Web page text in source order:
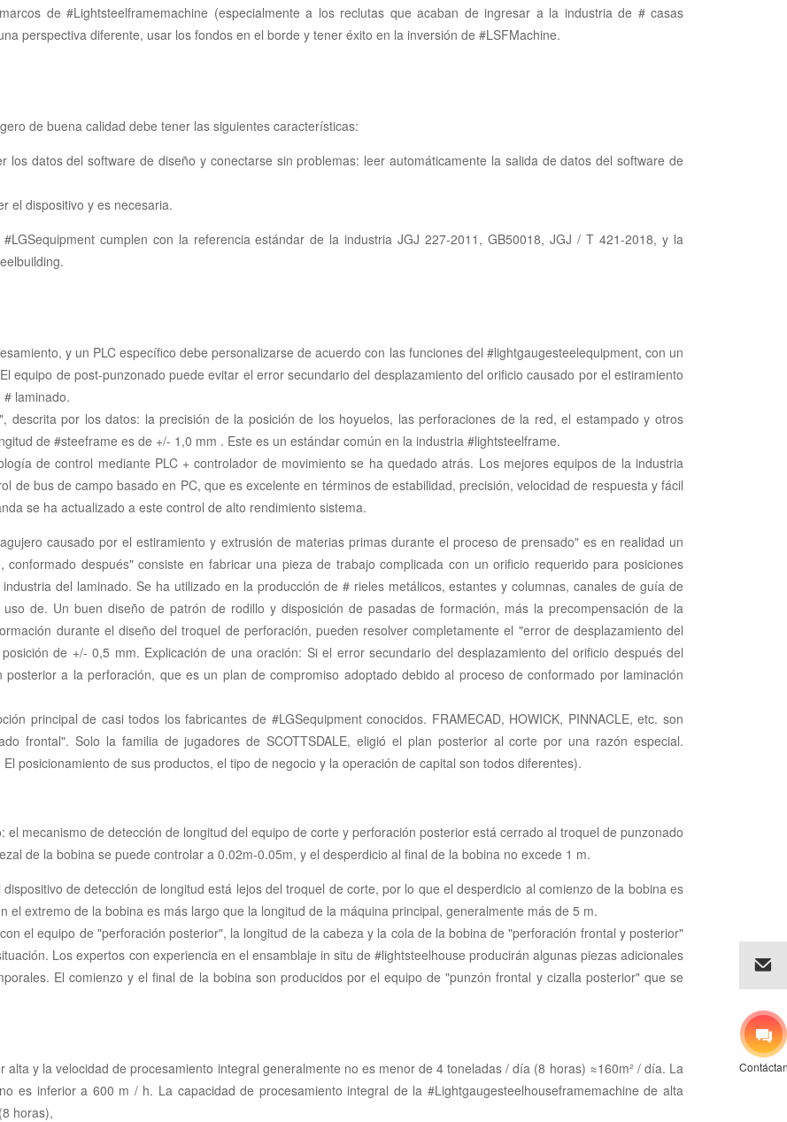
de #Lightsteelframemachine (especialmente a los reclutas que acaban de ingresar a la industria de # casas
perspectiva diferente, usar los fondos en el borde y tener éxito en la inversión de #LSFMachine.
de buena calidad debe tener las siguientes características:
los datos del software de diseño y conectarse sin problemas: leer automáticamente la salida de datos del software de
el dispositivo y es necesaria.
cumplen con la referencia estándar de la industria JGJ 227-2011, GB50018, JGJ / T 421-2018, y la
y un PLC específico debe personalizarse de acuerdo con las funciones del #lightgaugesteelequipment, con un
equipo de post-punzonado puede evitar el error secundario del desplazamiento del orificio causado por el estiramiento
laminado.
descrita por los datos: la precisión de la posición de los hoyuelos, las perforaciones de la red, el estampado y otros
de #steeframe es de +/- 1,0 mm . Este es un estándar común en la industria #lightsteelframe.
de control mediante PLC + controlador de movimiento se ha quedado atrás. Los mejores equipos de la industria
de bus de campo basado en PC, que es excelente en términos de estabilidad, precisión, velocidad de respuesta y fácil
se ha actualizado a este control de alto rendimiento sistema.
causado por el estiramiento y extrusión de materias primas durante el proceso de prensado" es en realidad un
después" consiste en fabricar una pieza de trabajo complicada con un orificio requerido para posiciones
del laminado. Se ha utilizado en la producción de # rieles metálicos, estantes y columnas, canales de guía de
de. Un buen diseño de patrón de rodillo y disposición de pasadas de formación, más la precompensación de la
durante el diseño del troquel de perforación, pueden resolver completamente el "error de desplazamiento del
de +/- 0,5 mm. Explicación de una oración: Si el error secundario del desplazamiento del orificio después del
a la perforación, que es un plan de compromiso adoptado debido al proceso de conformado por laminación
principal de casi todos los fabricantes de #LGSequipment conocidos. FRAMECAD, HOWICK, PINNACLE, etc. son
frontal". Solo la familia de jugadores de SCOTTSDALE, eligió el plan posterior al corte por una razón especial.
posicionamiento de sus productos, el tipo de negocio y la operación de capital son todos diferentes).
mecanismo de detección de longitud del equipo de corte y perforación posterior está cerrado al troquel de punzonado
de la bobina se puede controlar a 0.02m-0.05m, y el desperdicio al final de la bobina no excede 1 m.
de detección de longitud está lejos del troquel de corte, por lo que el desperdicio al comienzo de la bobina es
el extremo de la bobina es más largo que la longitud de la máquina principal, generalmente más de 5 m.
el equipo de "perforación posterior", la longitud de la cabeza y la cola de la bobina de "perforación frontal y posterior"
Los expertos con experiencia en el ensamblaje in situ de #lightsteelhouse producirán algunas piezas adicionales
El comienzo y el final de la bobina son producidos por el equipo de "punzón frontal y cizalla posterior" que se
y la velocidad de procesamiento integral generalmente no es menor de 4 toneladas / día (8 horas) ≈160m² / día. La
es inferior a 600 m / h. La capacidad de procesamiento integral de la #Lightgaugesteelhouseframemachine de alta
horas),